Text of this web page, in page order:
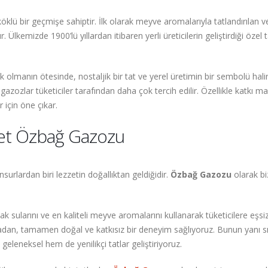
bir geçmişe sahiptir. İlk olarak meyve aromalarıyla tatlandırılan
Ülkemizde 1900’lü yıllardan itibaren yerli üreticilerin geliştirdiği
olmanın ötesinde, nostaljik bir tat ve yerel üretimin bir sembolü
tüketiciler tarafından daha çok tercih edilir. Özellikle katkı
için öne çıkar.
Özbağ Gazozu
biri lezzetin doğallıktan geldiğidir. Özbağ Gazozu olarak
sularını ve en kaliteli meyve aromalarını kullanarak tüketicilere
tamamen doğal ve katkısız bir deneyim sağlıyoruz. Bunun yanı
hem de yenilikçi tatlar geliştiriyoruz.